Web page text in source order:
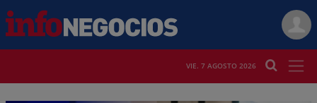
VIE. 7 AGOSTO 2026